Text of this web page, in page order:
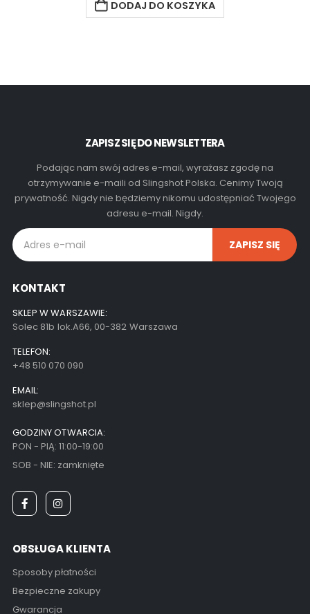
DODAJ DO KOSZYKA
ZAPISZ SIĘ DO NEWSLETTERA
Podając nam swój adres e-mail, wyrażasz zgodę na
otrzymywanie e-maili od Slingshot Polska. Cenimy Twoją
prywatność. Nigdy nie będziemy nikomu udostępniać Twojego
adresu e-mail. Nigdy.
KONTAKT
SKLEP W WARSZAWIE:
Solec 81b lok.A66, 00-382 Warszawa
TELEFON:
+48 510 070 090
EMAIL:
sklep@slingshot.pl
GODZINY OTWARCIA:
PON - PIĄ: 11:00-19:00
SOB - NIE: zamknięte
OBSŁUGA KLIENTA
Sposoby płatności
Bezpieczne zakupy
Gwarancja